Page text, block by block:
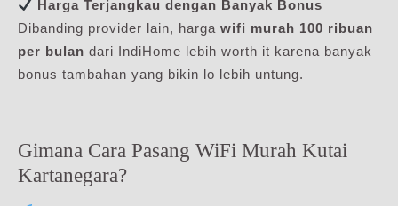
Harga Terjangkau dengan Banyak Bonus
Dibanding provider lain, harga wifi murah 100 ribuan
per bulan dari IndiHome lebih worth it karena banyak
bonus tambahan yang bikin lo lebih untung.
Gimana Cara Pasang WiFi Murah Kutai
Kartanegara?